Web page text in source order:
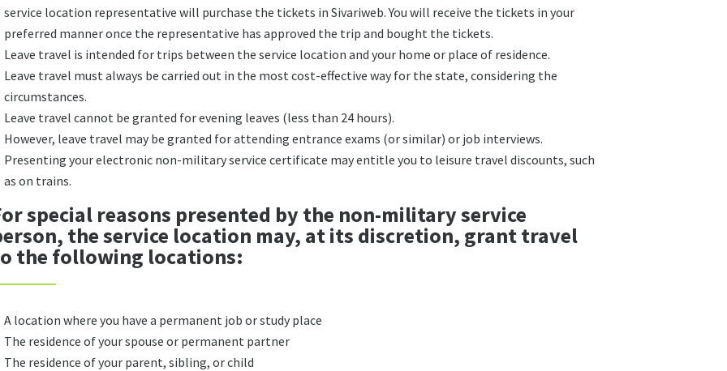
service location representative will purchase the tickets in Sivariweb. You will receive the tickets in your
preferred manner once the representative has approved the trip and bought the tickets.
Leave travel is intended for trips between the service location and your home or place of residence.
Leave travel must always be carried out in the most cost-effective way for the state, considering the
circumstances.
Leave travel cannot be granted for evening leaves (less than 24 hours).
However, leave travel may be granted for attending entrance exams (or similar) or job interviews.
Presenting your electronic non-military service certificate may entitle you to leisure travel discounts, such
as on trains.
special reasons presented by the non-military service
the service location may, at its discretion, grant travel
the following locations:
A location where you have a permanent job or study place
The residence of your spouse or permanent partner
The residence of your parent, sibling, or child